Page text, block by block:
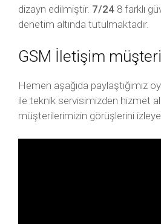
dizayn edilmiştir. 7/24 8 farklı
denetim altında tutulmaktadır.
GSM İletişim
Hemen aşağıda paylaştığımız
ile teknik servisimizden hizmet
müşterilerimizin görüşlerini